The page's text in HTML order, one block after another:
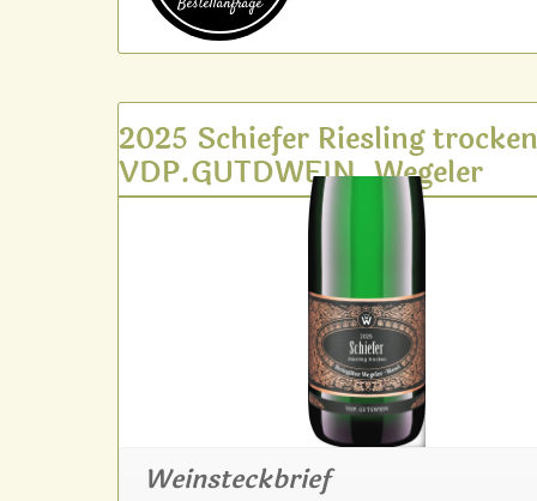
2025 Schiefer Riesling
VDP.GUTDWEIN, Wegeler
Weinsteckbrief